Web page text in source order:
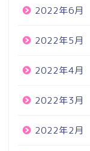
2022年6月
2022年5月
2022年4月
2022年3月
2022年2月